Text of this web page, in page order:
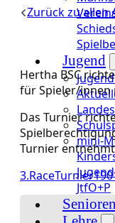
Jugend
mini-
JtfO+P
Senioren
Zurück zu allen
Hertha BSC
für Spieler/innen
Das Turnier
Turnier